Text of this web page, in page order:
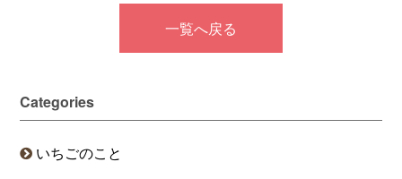
一覧へ戻る
Categories
いちごのこと